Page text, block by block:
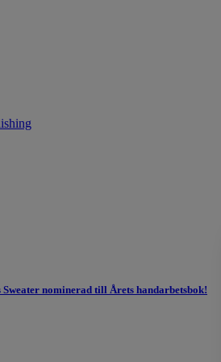
nominerad till Årets handarbetsbok!